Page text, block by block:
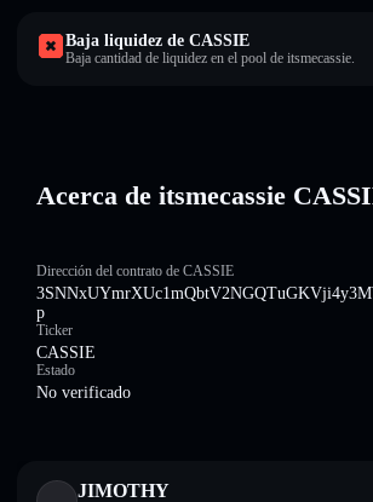
Baja liquidez de CASSIE
Baja cantidad de liquidez en el pool de itsmecassie.
Acerca de itsmecassie
Dirección del contrato de CASSIE
p
Ticker
CASSIE
Estado
No verificado
JIMOTHY